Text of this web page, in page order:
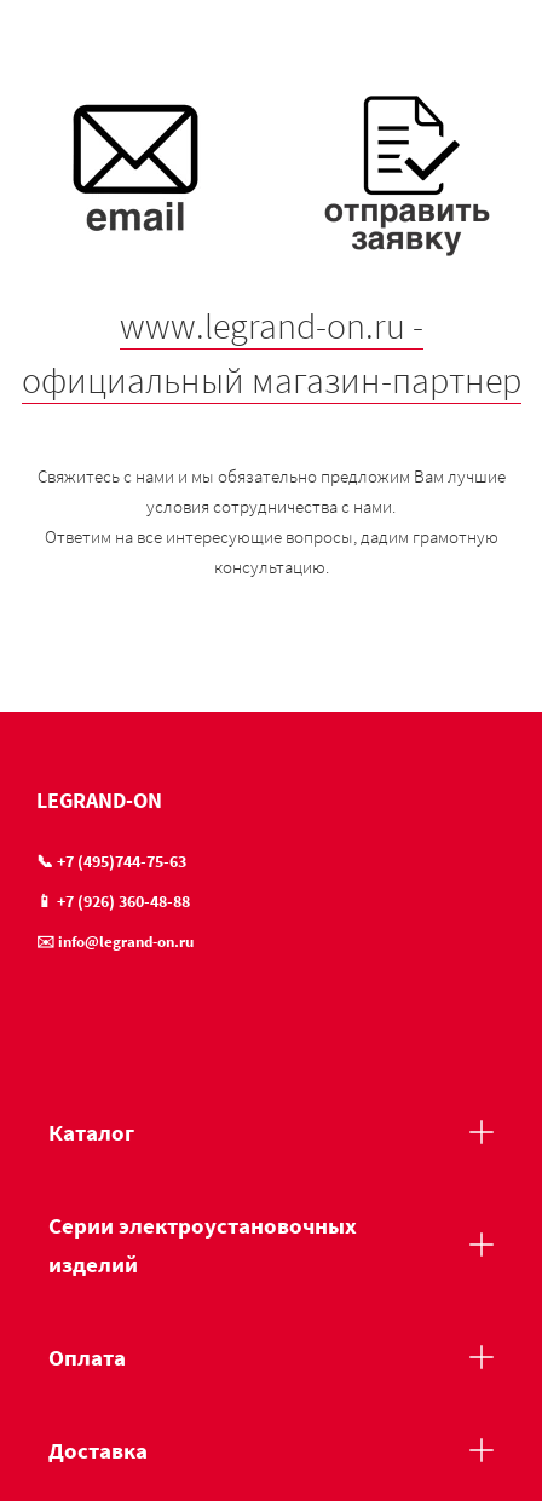
www.legrand-on.ru -
официальный магазин-партнер
Свяжитесь с нами и мы обязательно предложим Вам лучшие
условия сотрудничества с нами.
Ответим на все интересующие вопросы, дадим грамотную
консультацию.
LEGRAND-ON
📞 +7 (495)744-75-63
📱 +7 (926) 360-48-88
✉️ info@legrand-on.ru
Каталог
Серии электроустановочных
изделий
Оплата
Доставка